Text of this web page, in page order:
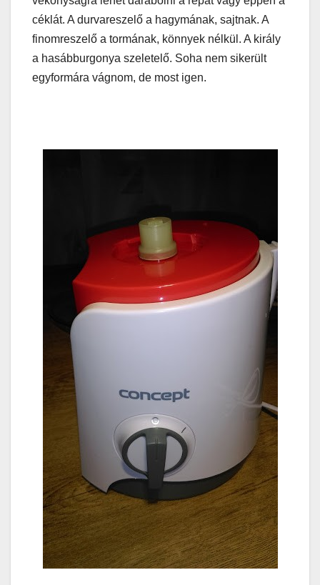
céklát. A durvareszelő a hagymának, sajtnak. A
finomreszelő a tormának, könnyek nélkül. A király
a hasábburgonya szeletelő. Soha nem sikerült
egyformára vágnom, de most igen.